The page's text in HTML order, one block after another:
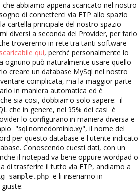
abbiamo appena scaricato nel nostro
di connetterci via FTP allo spazio
cartella principale del nostro spazio
diversi a seconda del Provider, per farlo
troveremo in rete tra tanti software
scaricabile qui, perchè personalmente lo
ognuno può naturalmente usare quello
creare un database MySql nel nostro
complicata, ma la maggior parte
in maniera automatica ed è
sia cosi, dobbiamo solo sapere: il
che in genere, nel 95% dei casi è
lo configurano in maniera diversa e
"sql.nomedominio.xy", il nome del
per questo database e l'utente indicato
Conoscendo questi dati, con un
il notepad va bene oppure wordpad o
di trasferire il tutto via FTP, andiamo a
sample.php e li inseriamo in